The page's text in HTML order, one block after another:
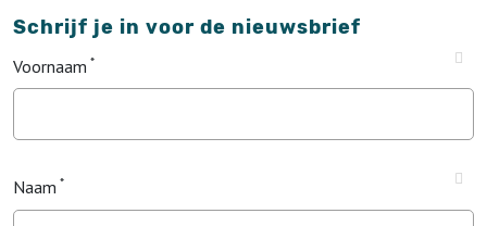
Schrijf je in voor de nieuwsbrief
Voornaam
Naam